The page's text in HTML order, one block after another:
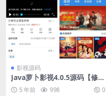
影视源码
Java萝卜影视4.0.5源码【修复
版】5 年前 998 0